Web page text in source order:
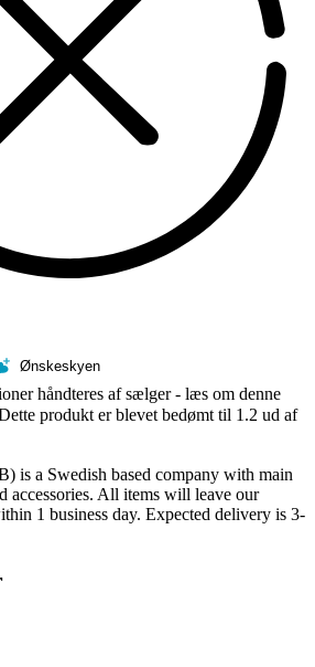
Ønskeskyen
håndteres af sælger - læs om denne
produkt er blevet bedømt til 1.2 ud af
is a Swedish based company with main
accessories. All items will leave our
1 business day. Expected delivery is 3-